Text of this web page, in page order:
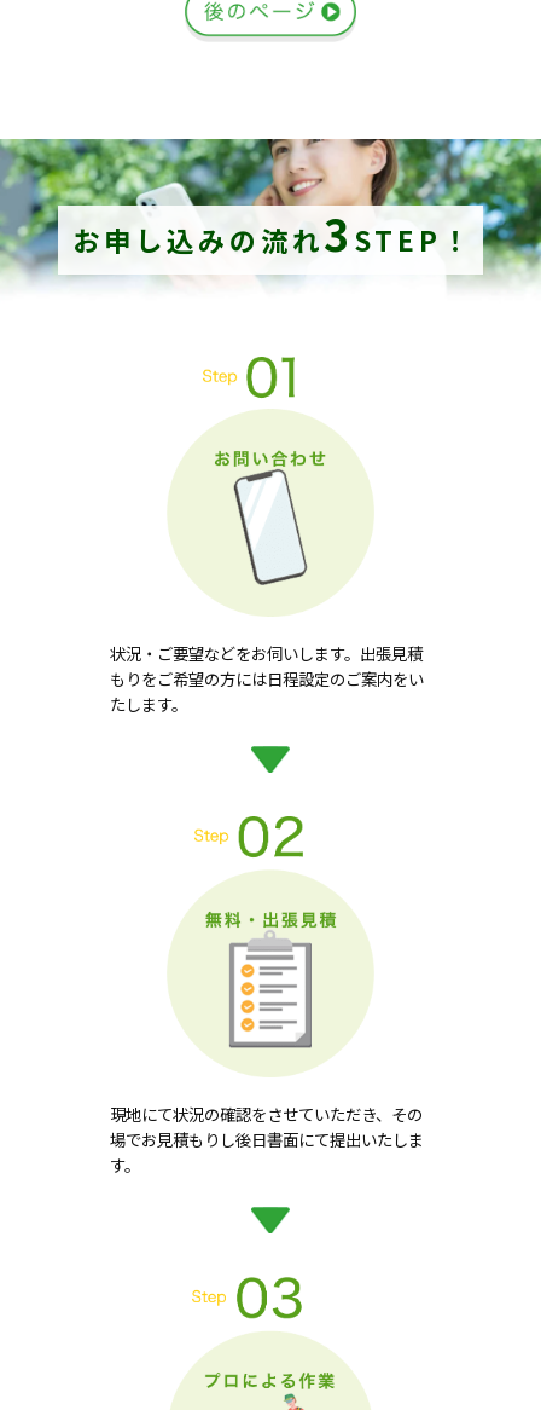
お申し込みの流れ3 STEP！
状況・ご要望などをお伺いします。出張見積
もりをご希望の方には日程設定のご案内をい
たします。
現地にて状況の確認をさせていただき、その
場でお見積もりし後日書面にて提出いたしま
す。